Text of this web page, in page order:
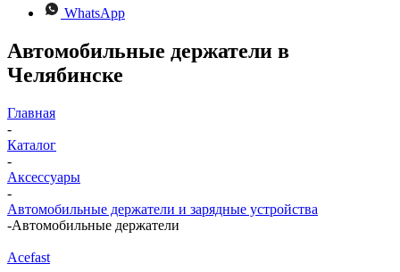
WhatsApp
Автомобильные держатели в
Челябинске
Главная
-
Каталог
-
Аксессуары
-
Автомобильные держатели и зарядные устройства
-Автомобильные держатели
Acefast